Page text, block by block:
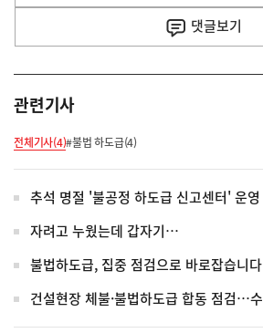
댓글보기
관련기사
전체기사(4)#불법 하도급(4)
추석 명절 '불공정 하도급 신고센터' 운영
자려고 누웠는데 갑자기…
불법하도급, 집중 점검으로 바로잡습니다
건설현장 체불·불법하도급 합동 점검…